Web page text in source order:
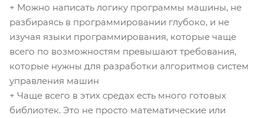
+ Можно написать логику программы машины, не
разбираясь в программировании глубоко, и не
изучая языки программирования, которые чаще
всего по возможностям превышают требования,
которые нужны для разработки алгоритмов систем
управления машин
+ Чаще всего в этих средах есть много готовых
библиотек. Это не просто математические или